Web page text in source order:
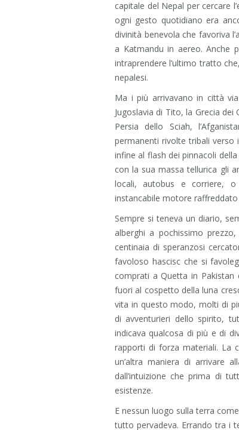
capitale del Nepal per cercare
ogni gesto quotidiano era
divinità benevola che favoriva
a Katmandu in aereo. Anche
intraprendere l’ultimo tratto
nepalesi.
Ma i più arrivavano in città
Jugoslavia di Tito, la Grecia
Persia dello Sciah,
permanenti rivolte tribali verso
infine al flash dei pinnacoli
con la sua massa tellurica gli
locali, autobus e corriere,
instancabile motore
Sempre si teneva un diario,
alberghi a pochissimo
centinaia di speranzosi
favoloso hascisc che si
comprati a Quetta in
fuori al cospetto della luna
vita in questo modo, molti di
di avventurieri dello spirito,
indicava qualcosa di più e di
rapporti di forza materiali. La
un’altra maniera di arrivare
dall’intuizione che prima di
esistenze.
E nessun luogo sulla terra
tutto pervadeva. Errando tra i